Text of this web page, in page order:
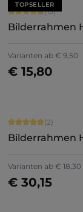
TOPSELLER
(15)
Bilderrahmen
Varianten ab € 9,50
€ 15,80
Jetzt
(2)
Bilderrahmen
Varianten ab € 18,30
€ 30,15
Jetzt